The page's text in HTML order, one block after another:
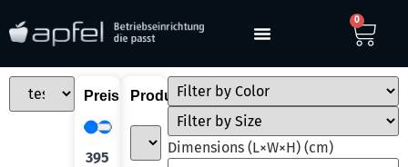
0
Preis
395
Produktkategorie
Dimensions (L×W×H) (cm)